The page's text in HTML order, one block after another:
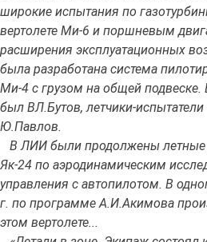
широкие испытания по
вертолете Ми-6 и поршневым
расширения эксплуатационных
была разработана система
Ми-4 с грузом на общей
был ВЛ.Бутов, летчики-
Ю.Павлов.
В ЛИИ были продолжены летные
Як-24 по аэродинамическим
управления с автопилотом. В
г. по программе А.И.Акимова
этом вертолете...